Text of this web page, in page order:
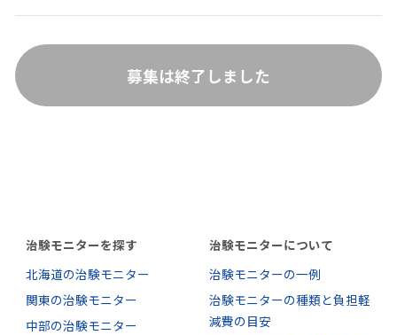
募集は終了しました
治験モニターを探す
北海道の治験モニター
関東の治験モニター
中部の治験モニター
治験モニターについて
治験モニターの一例
治験モニターの種類と負担軽
減費の目安